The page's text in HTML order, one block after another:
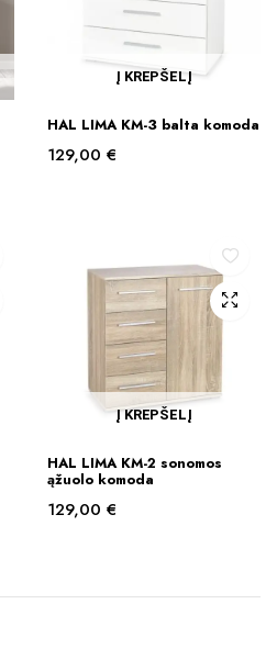
Į KREPŠELĮ
HAL LIMA KM-3 balta komoda
129,00 €
Į KREPŠELĮ
HAL LIMA KM-2 sonomos
ąžuolo komoda
129,00 €